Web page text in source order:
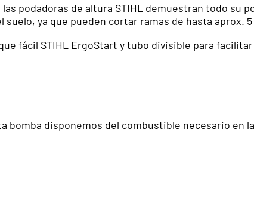
podadoras de altura STIHL demuestran todo su
ya que pueden cortar ramas de hasta aprox.
fácil STIHL ErgoStart y tubo divisible para
bomba disponemos del combustible necesario en